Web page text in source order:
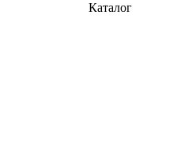
Каталог